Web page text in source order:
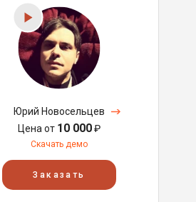
Юрий Новосельцев
Цена от 10 000₽
Скачать демо
Заказать